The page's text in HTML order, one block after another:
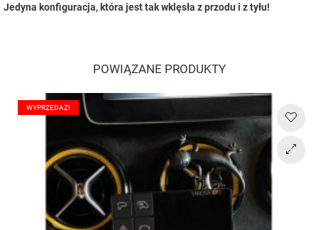
Jedyna konfiguracja, która jest tak wklęsła z przodu i z tyłu!
POWIĄZANE PRODUKTY
WYPRZEDAŻ!